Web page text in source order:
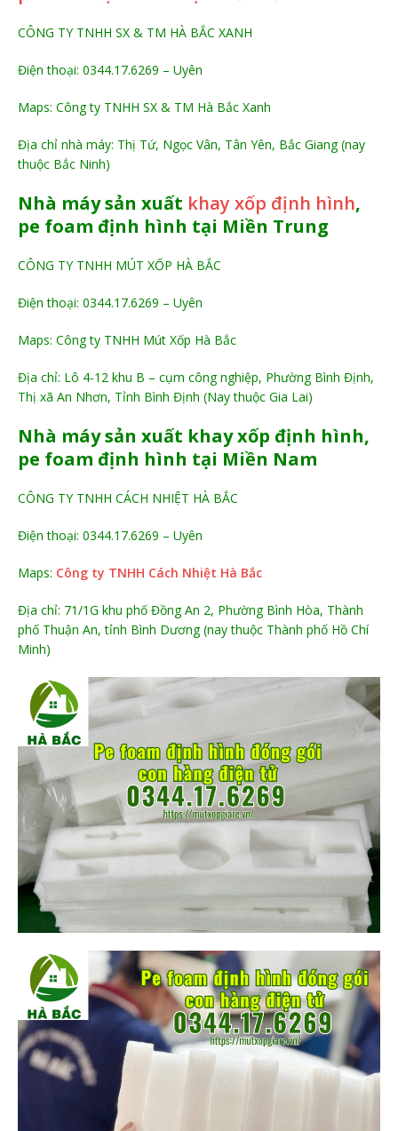
CÔNG TY TNHH SX & TM HÀ BẮC XANH
Điện thoại: 0344.17.6269 – Uyên
Maps: Công ty TNHH SX & TM Hà Bắc Xanh
Địa chỉ nhà máy: Thị Tứ, Ngọc Vân, Tân Yên, Bắc Giang (nay
thuộc Bắc Ninh)
Nhà máy sản xuất khay xốp định hình,
pe foam định hình tại Miền Trung
CÔNG TY TNHH MÚT XỐP HÀ BẮC
Điện thoại: 0344.17.6269 – Uyên
Maps: Công ty TNHH Mút Xốp Hà Bắc
Địa chỉ: Lô 4-12 khu B – cụm công nghiệp, Phường Bình Định,
Thị xã An Nhơn, Tỉnh Bình Định (Nay thuộc Gia Lai)
Nhà máy sản xuất khay xốp định hình,
pe foam định hình tại Miền Nam
CÔNG TY TNHH CÁCH NHIỆT HÀ BẮC
Điện thoại: 0344.17.6269 – Uyên
Maps: Công ty TNHH Cách Nhiệt Hà Bắc
Địa chỉ: 71/1G khu phố Đồng An 2, Phường Bình Hòa, Thành
phố Thuận An, tỉnh Bình Dương (nay thuộc Thành phố Hồ Chí
Minh)